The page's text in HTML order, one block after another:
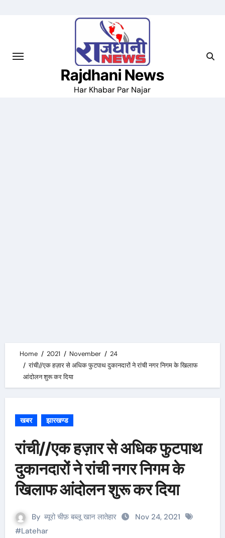
Rajdhani News
Har Khabar Par Najar
Home 2021 November
24
रांची//एक हज़ार से अधिक फुटपाथ दुकानदारों ने रांची नगर निगम के खिलाफ
आंदोलन शुरू कर दिया
खबर झारखण्ड
रांची//एक हज़ार से अधिक फुटपाथ
दुकानदारों ने रांची नगर निगम के
खिलाफ आंदोलन शुरू कर दिया
By ब्यूरो चीफ़ बब्लू खान लातेहार
Nov 24, 2021
#Latehar